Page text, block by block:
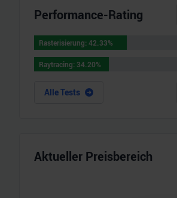
Performance-Rating
Rasterisierung: 42.33%
Rasterisierung:42.33%
Raytracing: 34.20%
Raytracing: 34.20%
Alle Tests
Aktueller Preisbereich